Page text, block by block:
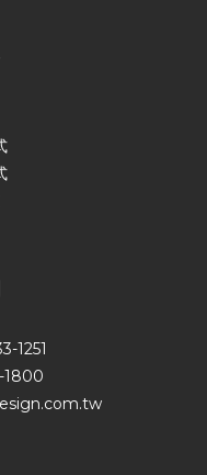
1251
1800